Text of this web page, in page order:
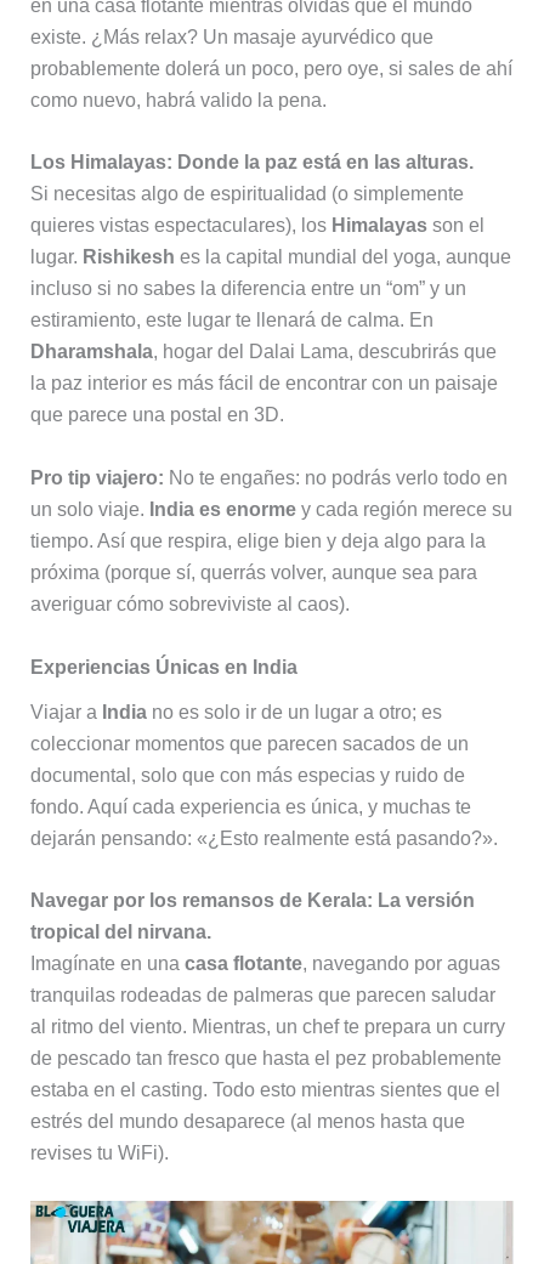
en una casa flotante mientras olvidas que el mundo
existe. ¿Más relax? Un masaje ayurvédico que
probablemente dolerá un poco, pero oye, si sales de ahí
como nuevo, habrá valido la pena.
Los Himalayas: Donde la paz está en las alturas.
Si necesitas algo de espiritualidad (o simplemente
quieres vistas espectaculares), los Himalayasson el
lugar. Rishikesh es la capital mundial del yoga, aunque
incluso si no sabes la diferencia entre un “om” y un
estiramiento, este lugar te llenará de calma. En
Dharamshala, hogar del Dalai Lama, descubrirás que
la paz interior es más fácil de encontrar con un paisaje
que parece una postal en 3D.
Pro tip viajero: No te engañes: no podrás verlo todo en
un solo viaje. India es enormey cada región merece su
tiempo. Así que respira, elige bien y deja algo para la
próxima (porque sí, querrás volver, aunque sea para
averiguar cómo sobreviviste al caos).
Experiencias Únicas en India
Viajar a Indiano es solo ir de un lugar a otro; es
coleccionar momentos que parecen sacados de un
documental, solo que con más especias y ruido de
fondo. Aquí cada experiencia es única, y muchas te
dejarán pensando: «¿Esto realmente está pasando?».
Navegar por los remansos de Kerala: La versión
tropical del nirvana.
Imagínate en una casa flotante, navegando por aguas
tranquilas rodeadas de palmeras que parecen saludar
al ritmo del viento. Mientras, un chef te prepara un curry
de pescado tan fresco que hasta el pez probablemente
estaba en el casting. Todo esto mientras sientes que el
estrés del mundo desaparece (al menos hasta que
revises tu WiFi).